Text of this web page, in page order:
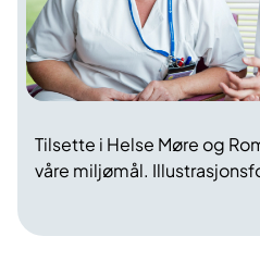
Tilsette i Helse Møre og
våre miljømål.